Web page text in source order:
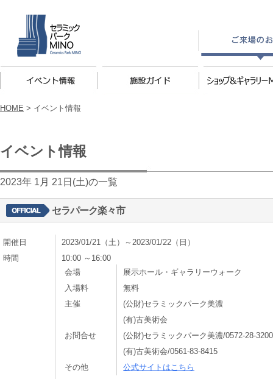
HOME > イベント情報
イベント情報
2023年 1月 21日(土)の一覧
セラパーク楽々市
開催日
2023/01/21（土）～2023/01/22（日）
時間
10:00 ～16:00
会場
展示ホール・ギャラリーウォーク
入場料
無料
主催
(公財)セラミックパーク美濃
(有)古美術会
お問合せ
(公財)セラミックパーク美濃/0572-28-3200
(有)古美術会/0561-83-8415
その他
公式サイトはこちら